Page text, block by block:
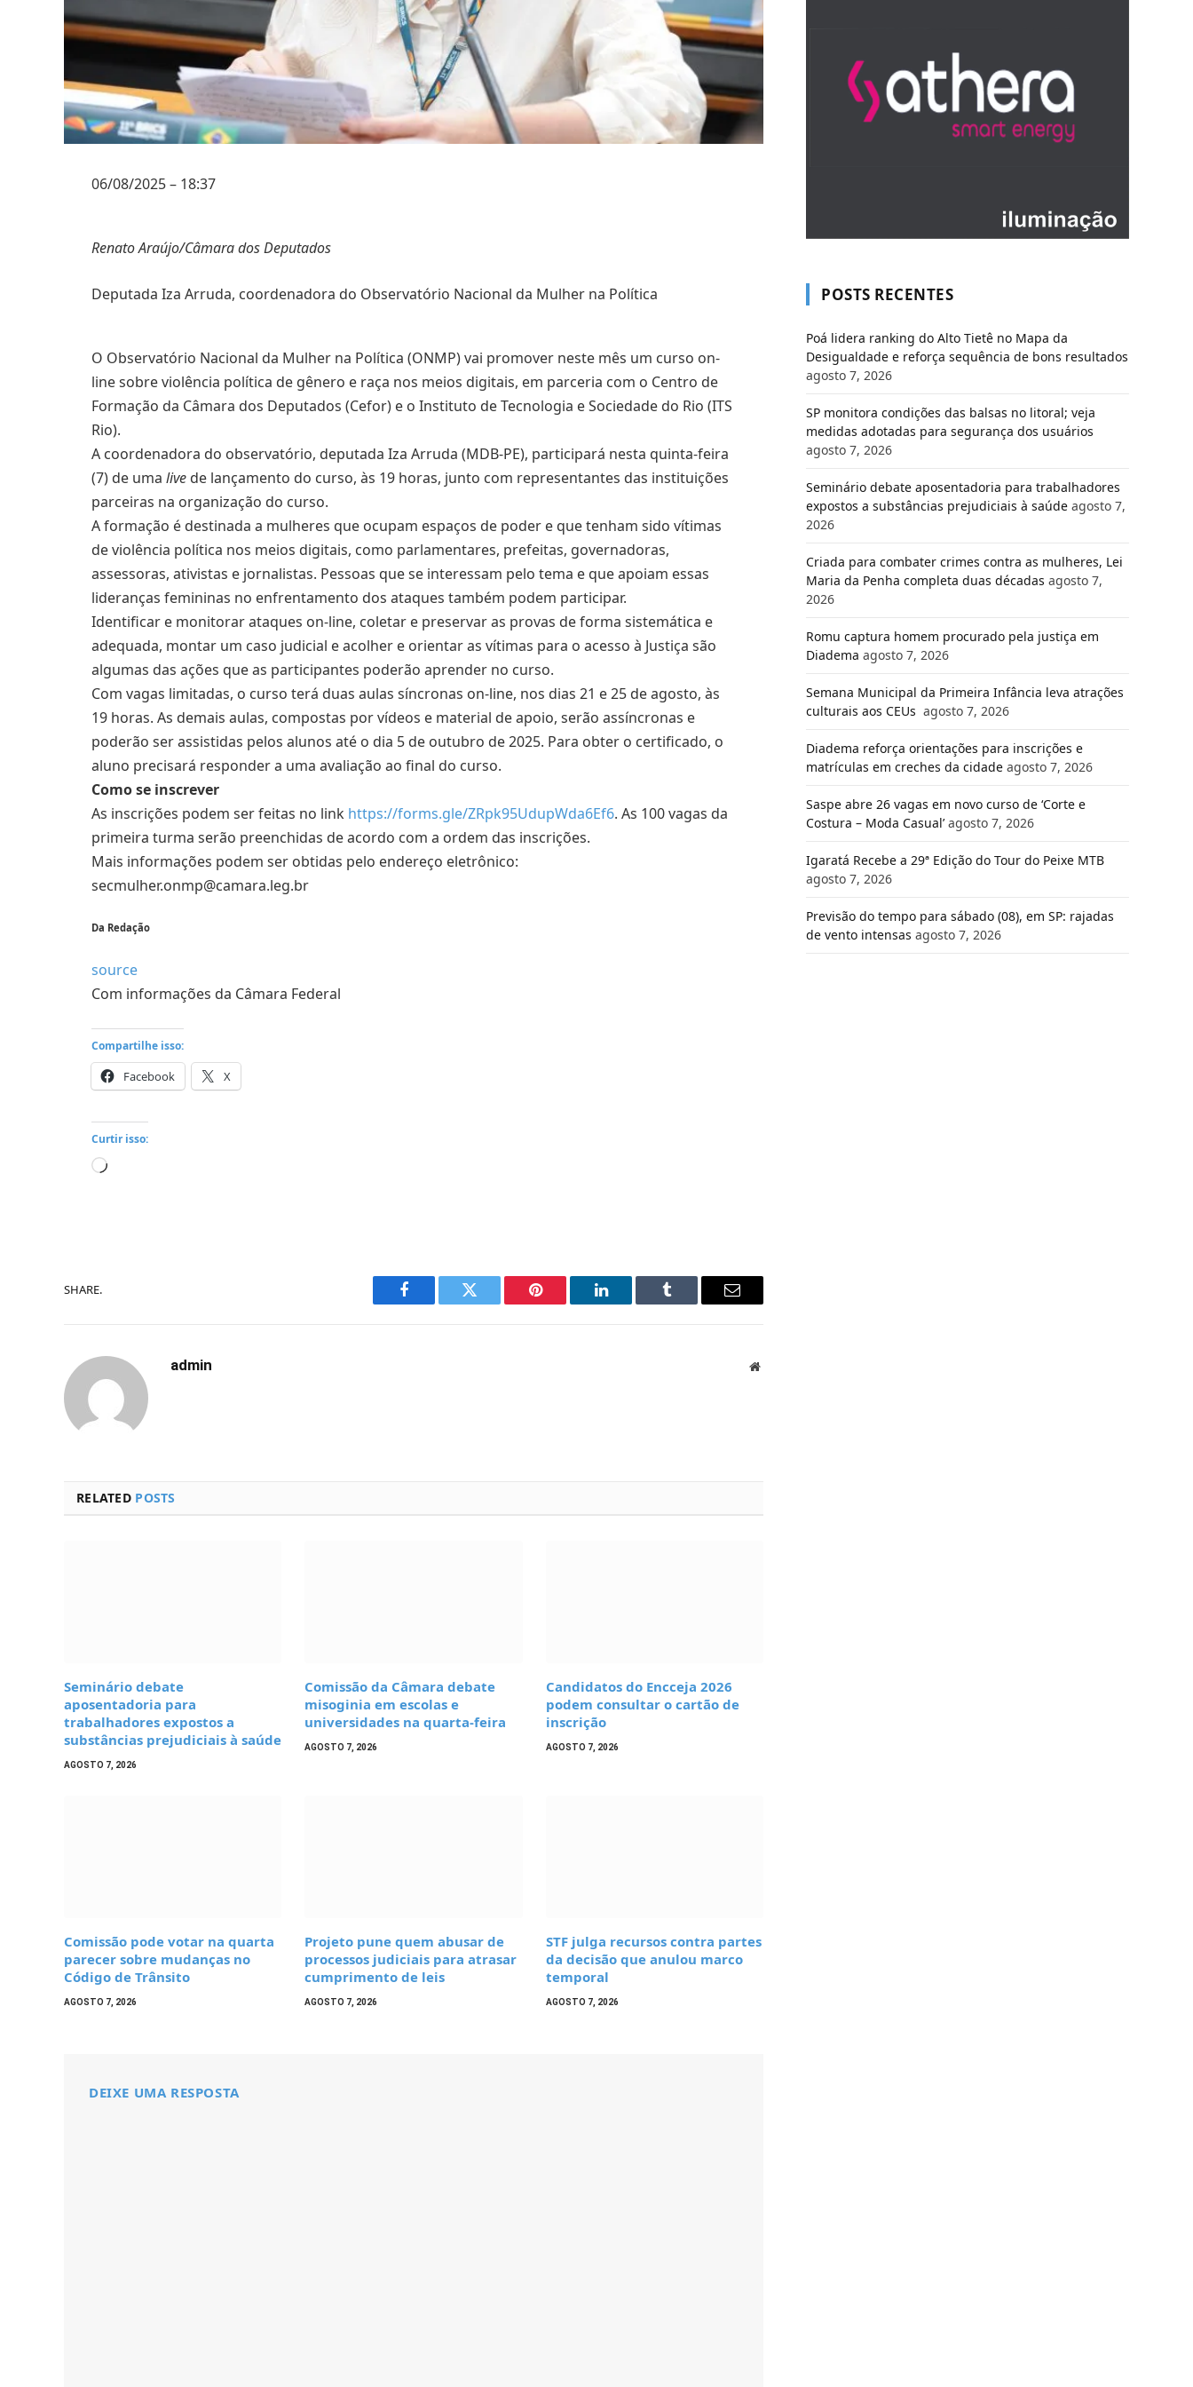
06/08/2025 – 18:37
Renato Araújo/Câmara dos Deputados
Deputada Iza Arruda, coordenadora do Observatório Nacional da Mulher na Política
O Observatório Nacional da Mulher na Política (ONMP) vai promover neste mês um curso on-
line sobre violência política de gênero e raça nos meios digitais, em parceria com o Centro de
Formação da Câmara dos Deputados (Cefor) e o Instituto de Tecnologia e Sociedade do Rio (ITS
Rio).
A coordenadora do observatório, deputada Iza Arruda (MDB-PE), participará nesta quinta-feira
(7) de uma live de lançamento do curso, às 19 horas, junto com representantes das instituições
parceiras na organização do curso.
A formação é destinada a mulheres que ocupam espaços de poder e que tenham sido vítimas
de violência política nos meios digitais, como parlamentares, prefeitas, governadoras,
assessoras, ativistas e jornalistas. Pessoas que se interessam pelo tema e que apoiam essas
lideranças femininas no enfrentamento dos ataques também podem participar.
Identificar e monitorar ataques on-line, coletar e preservar as provas de forma sistemática e
adequada, montar um caso judicial e acolher e orientar as vítimas para o acesso à Justiça são
algumas das ações que as participantes poderão aprender no curso.
Com vagas limitadas, o curso terá duas aulas síncronas on-line, nos dias 21 e 25 de agosto, às
19 horas. As demais aulas, compostas por vídeos e material de apoio, serão assíncronas e
poderão ser assistidas pelos alunos até o dia 5 de outubro de 2025. Para obter o certificado, o
aluno precisará responder a uma avaliação ao final do curso.
Como se inscrever
As inscrições podem ser feitas no link https://forms.gle/ZRpk95UdupWda6Ef6. As 100 vagas da
primeira turma serão preenchidas de acordo com a ordem das inscrições.
Mais informações podem ser obtidas pelo endereço eletrônico:
secmulher.onmp@camara.leg.br
Da Redação
source
Com informações da Câmara Federal
Compartilhe isso:
Facebook X
Curtir isso:
Carregando...
SHARE.
Facebook Twitter Pinterest LinkedIn Tumblr Email
admin Website
RELATED POSTS
Seminário debate
aposentadoria para
trabalhadores expostos a
substâncias prejudiciais à saúde
AGOSTO 7, 2026
Comissão da Câmara debate
misoginia em escolas e
universidades na quarta-feira
AGOSTO 7, 2026
Candidatos do Encceja 2026
podem consultar o cartão de
inscrição
AGOSTO 7, 2026
Comissão pode votar na quarta
parecer sobre mudanças no
Código de Trânsito
AGOSTO 7, 2026
Projeto pune quem abusar de
processos judiciais para atrasar
cumprimento de leis
AGOSTO 7, 2026
STF julga recursos contra partes
da decisão que anulou marco
temporal
AGOSTO 7, 2026
DEIXE UMA RESPOSTA
POSTS RECENTES
Poá lidera ranking do Alto Tietê no Mapa da
Desigualdade e reforça sequência de bons resultados
agosto 7, 2026
SP monitora condições das balsas no litoral; veja
medidas adotadas para segurança dos usuários
agosto 7, 2026
Seminário debate aposentadoria para trabalhadores
expostos a substâncias prejudiciais à saúde agosto 7,
2026
Criada para combater crimes contra as mulheres, Lei
Maria da Penha completa duas décadas agosto 7,
2026
Romu captura homem procurado pela justiça em
Diadema agosto 7, 2026
Semana Municipal da Primeira Infância leva atrações
culturais aos CEUs agosto 7, 2026
Diadema reforça orientações para inscrições e
matrículas em creches da cidade agosto 7, 2026
Saspe abre 26 vagas em novo curso de ‘Corte e
Costura – Moda Casual’ agosto 7, 2026
Igaratá Recebe a 29ª Edição do Tour do Peixe MTB
agosto 7, 2026
Previsão do tempo para sábado (08), em SP: rajadas
de vento intensas agosto 7, 2026